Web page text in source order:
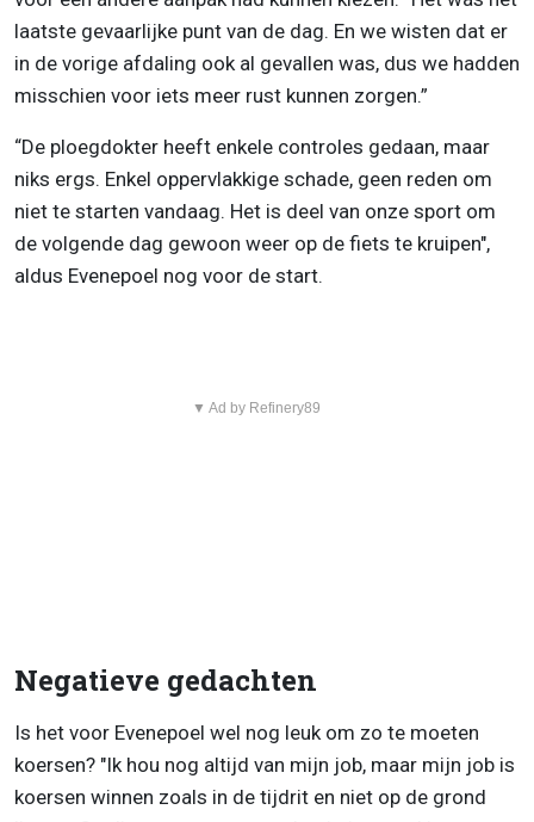
laatste gevaarlijke punt van de dag. En we wisten dat er
in de vorige afdaling ook al gevallen was, dus we hadden
misschien voor iets meer rust kunnen zorgen.”
“De ploegdokter heeft enkele controles gedaan, maar
niks ergs. Enkel oppervlakkige schade, geen reden om
niet te starten vandaag. Het is deel van onze sport om
de volgende dag gewoon weer op de fiets te kruipen",
aldus Evenepoel nog voor de start.
▼ Ad by Refinery89
Negatieve gedachten
Is het voor Evenepoel wel nog leuk om zo te moeten
koersen? "Ik hou nog altijd van mijn job, maar mijn job is
koersen winnen zoals in de tijdrit en niet op de grond